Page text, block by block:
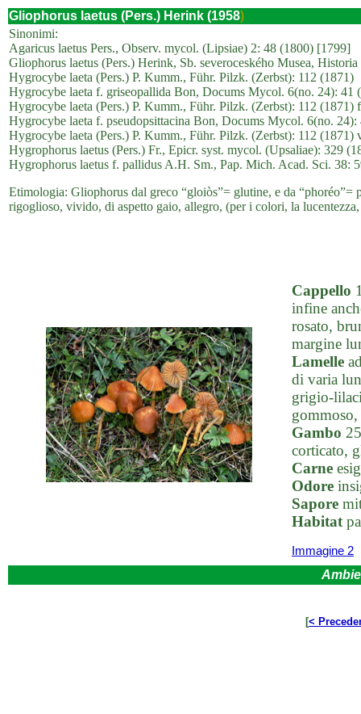
Gliophorus laetus (Pers.) Herink (1958)
Sinonimi:
Agaricus laetus Pers., Observ. mycol. (Lipsiae) 2: 48 (1800) [1799]
Gliophorus laetus (Pers.) Herink, Sb. severoceského Musea,
Hygrocybe laeta (Pers.) P. Kumm., Führ. Pilzk. (Zerbst): 112 (1871)
Hygrocybe laeta f. griseopallida Bon, Docums Mycol. 6(no. 24): 41
Hygrocybe laeta (Pers.) P. Kumm., Führ. Pilzk. (Zerbst): 112 (1871)
Hygrocybe laeta f. pseudopsittacina Bon, Docums Mycol. 6(no. 24):
Hygrocybe laeta (Pers.) P. Kumm., Führ. Pilzk. (Zerbst): 112 (1871)
Hygrophorus laetus (Pers.) Fr., Epicr. syst. mycol. (Upsaliae): 329
Hygrophorus laetus f. pallidus A.H. Sm., Pap. Mich. Acad. Sci. 38:
Etimologia: Gliophorus dal greco “gloiòs”= glutine, e da “phoréo”=
rigoglioso, vivido, di aspetto gaio, allegro, (per i colori, la
Cappello
infine
rosato,
margine
Lamelle
di varia
grigio-
Gambo
corticato,
Carne
Odore
Sapore
Habitat
Immagine 2
[<